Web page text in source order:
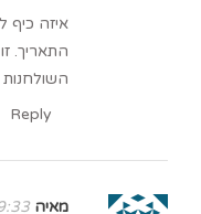
איזה כיף
התאריך.
Reply
מאיה